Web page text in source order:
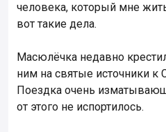
человека, который мне
вот такие дела.
Масюлёчка недавно
ним на святые источники к
Поездка очень
от этого не испортилось.